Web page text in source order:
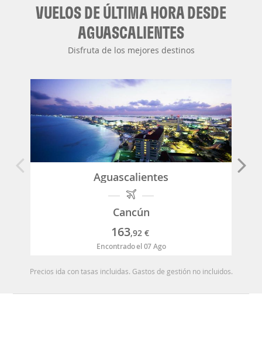
VUELOS DE ÚLTIMA HORA DESDE
AGUASCALIENTES
Disfruta de los mejores destinos
Aguascalientes
Cancún
163,92 €
Encontrado el 07 Ago
Precios ida con tasas incluidas. Gastos de gestión no incluidos.